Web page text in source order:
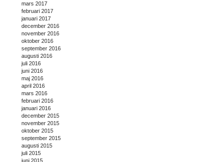
mars 2017
februari 2017
januari 2017
december 2016
november 2016
oktober 2016
september 2016
augusti 2016
juli 2016
juni 2016
maj 2016
april 2016
mars 2016
februari 2016
januari 2016
december 2015
november 2015
oktober 2015
september 2015
augusti 2015
juli 2015
juni 2015